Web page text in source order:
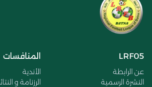
LRF05
عن الرابطة
النشرة الرسمية
المنافسات
الأندية
الرزنامة و